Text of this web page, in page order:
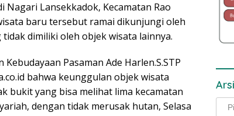
Lansekkadok, Kecamatan Rao
baru tersebut ramai dikunjungi oleh
dimiliki oleh objek wisata lainnya.
Pasaman Ade Harlen.S.STP
bahwa keunggulan objek wisata
bukit yang bisa melihat lima kecamatan
dengan tidak merusak hutan, Selasa
Arsip